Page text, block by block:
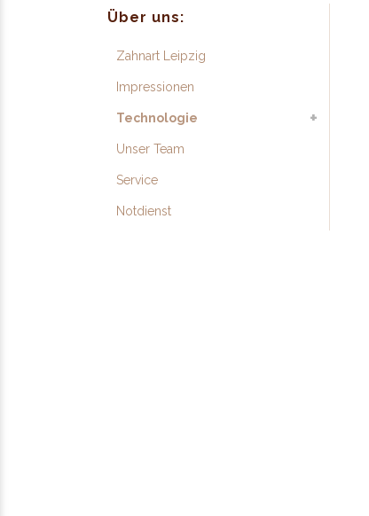
Über uns:
Zahnart Leipzig
Impressionen
Technologie
Unser Team
Service
Notdienst